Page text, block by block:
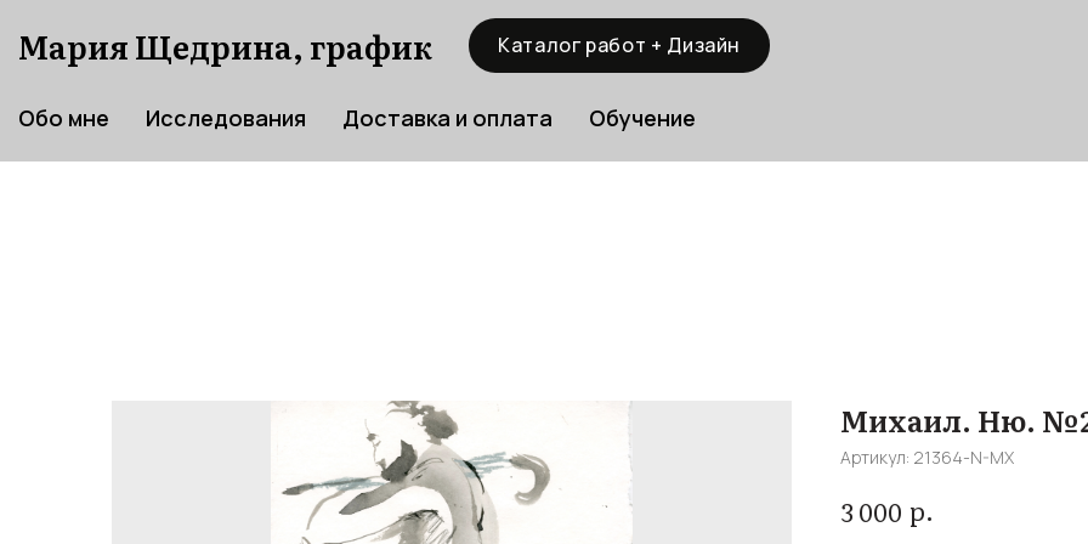
Мария Щедрина, график Каталог работ + Дизайн
Обо мне Исследования Доставка и оплата Обучение
Михаил. Ню.
Артикул: 21364-N-MX
3 000 р.